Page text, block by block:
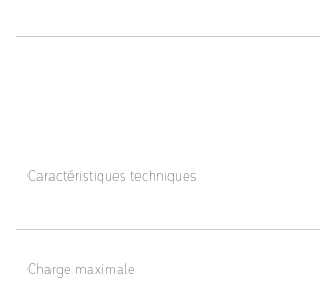
Caractéristiques techniques
Dimensions : 54 x 90 x 165 cm
Poids : 41,6
Charge maximale